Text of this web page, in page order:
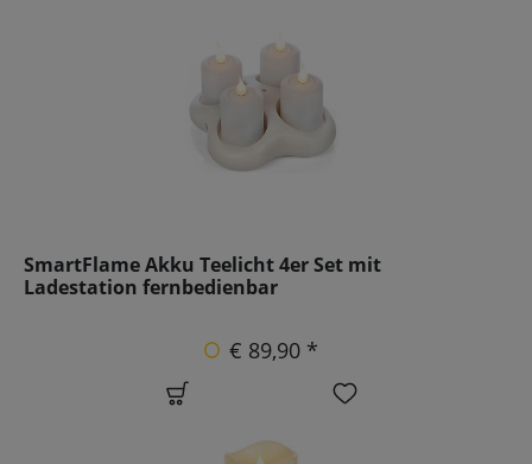
SmartFlame Akku Teelicht 4er Set mit
Ladestation fernbedienbar
€ 89,90 *